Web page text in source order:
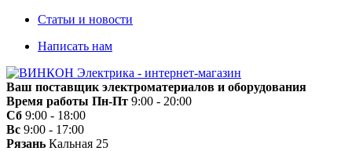
Статьи и новости
Написать нам
Ваш поставщик электроматериалов и оборудования
Время работы Пн-Пт 9:00 - 20:00
Сб 9:00 - 18:00
Вс 9:00 - 17:00
Рязань Кальная 25